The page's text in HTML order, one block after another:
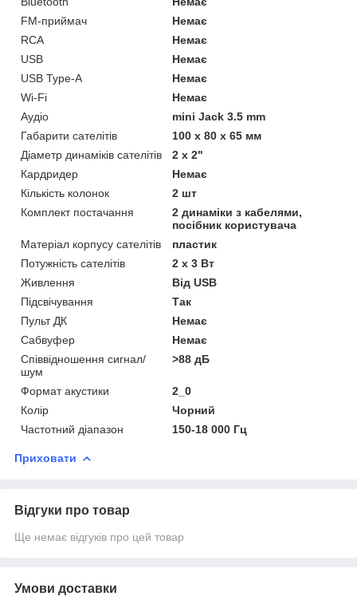
FM-приймач
Немає
RCA
Немає
USB
Немає
USB Type-A
Немає
Wi-Fi
Немає
Аудіо
mini Jack 3.5 mm
Габарити сателітів
100 х 80 х 65 мм
Діаметр динаміків сателітів
2 х 2"
Кардридер
Немає
Кількість колонок
2 шт
Комплект постачання
2 динаміки з кабелями,
посібник користувача
Матеріал корпусу сателітів
пластик
Потужність сателітів
2 х 3 Вт
Живлення
Від USB
Підсвічування
Так
Пульт ДК
Немає
Сабвуфер
Немає
Співвідношення сигнал/
шум
>88 дБ
Формат акустики
2_0
Колір
Чорний
Частотний діапазон
150-18 000 Гц
Приховати
Відгуки про товар
Ще немає відгуків про цей товар
Умови доставки